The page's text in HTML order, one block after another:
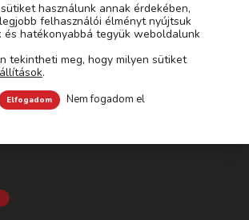
nem tartalmaz termékeket.
használunk annak érdekében,
felhasználói élményt nyújtsuk
és hatékonyabbá tegyük weboldalunk
tekintheti meg, hogy milyen sütiket
.
Elfogadom Nem fogadom el